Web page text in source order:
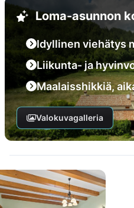
Loma-asunnon
Idyllinen viehätys
Liikunta- ja
Maalaisshikkiä,
Valokuvagalleria